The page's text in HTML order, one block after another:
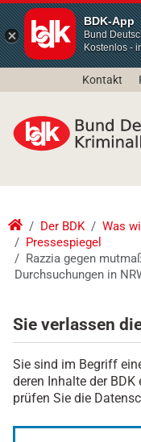
BDK-App
Bund
Kostenlos -
Kontakt
Der BDK Was
Pressespiegel
Razzia gegen
Durchsuchungen in
Sie verlassen
Sie sind im Begriff
deren Inhalte der
prüfen Sie die